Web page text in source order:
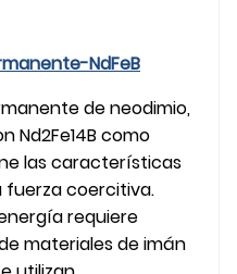
NdFeB
de neodimio,
Nd2Fe14B como
las características
fuerza coercitiva.
requiere
materiales de imán